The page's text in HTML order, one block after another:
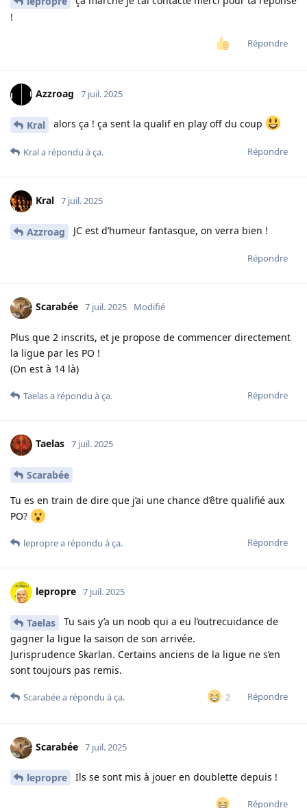
!
Répondre
Azzroag 7 juil. 2025
Kral alors ça ! ça sent la qualif en play off du coup
Répondre
Krala répondu à ça.
Kral 7 juil. 2025
Azzroag JC est d’humeur fantasque, on verra bien !
Répondre
Scarabée 7 juil. 2025 Modifié
Plus que 2 inscrits, et je propose de commencer directement
la ligue par les PO !
(On est à 14 là)
Répondre
Taelasa répondu à ça.
Taelas 7 juil. 2025
Scarabée
Tu es en train de dire que j’ai une chance d’être qualifié aux
PO?
Répondre
leproprea répondu à ça.
lepropre 7 juil. 2025
Taelas
Tu sais y’a un noob qui a eu l’outrecuidance de
gagner la ligue la saison de son arrivée.
Jurisprudence Skarlan. Certains anciens de la ligue ne s’en
sont toujours pas remis.
2 Répondre
Scarabéea répondu à ça.
Scarabée 7 juil. 2025
lepropre Ils se sont mis à jouer en doublette depuis !
Répondre